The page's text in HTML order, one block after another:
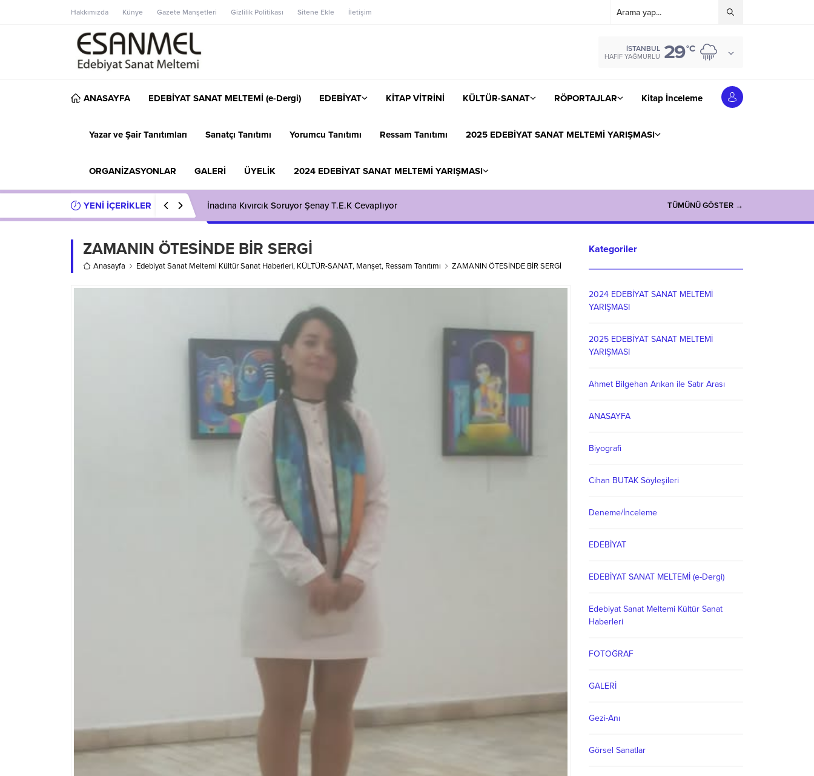
Hakkımızda Künye Gazete Manşetleri Gizlilik Politikası Sitene Ekle İletişim
İSTANBUL
HAFIF YAĞMURLU 29°C
ANASAYFA EDEBİYAT SANAT MELTEMİ (e-Dergi) EDEBİYAT KİTAP VİTRİNİ KÜLTÜR-SANAT RÖPORTAJLAR Kitap İnceleme
Yazar ve Şair Tanıtımları Sanatçı Tanıtımı Yorumcu Tanıtımı Ressam Tanıtımı 2025 EDEBİYAT SANAT MELTEMİ YARIŞMASI
ORGANİZASYONLAR GALERİ ÜYELİK 2024 EDEBİYAT SANAT MELTEMİ YARIŞMASI
YENİ İÇERİKLER İnadına Kıvırcık Soruyor Şenay T.E.K Cevaplıyor TÜMÜNÜ GÖSTER →
ZAMANIN ÖTESİNDE BİR SERGİ
Anasayfa Edebiyat Sanat Meltemi Kültür Sanat Haberleri, KÜLTÜR-SANAT, Manşet, Ressam Tanıtımı ZAMANIN ÖTESİNDE BİR SERGİ
Kategoriler
2024 EDEBİYAT SANAT MELTEMİ
YARIŞMASI
2025 EDEBİYAT SANAT MELTEMİ
YARIŞMASI
Ahmet Bilgehan Arıkan ile Satır Arası
ANASAYFA
Biyografi
Cihan BUTAK Söyleşileri
Deneme/İnceleme
EDEBİYAT
EDEBİYAT SANAT MELTEMİ (e-Dergi)
Edebiyat Sanat Meltemi Kültür Sanat
Haberleri
FOTOĞRAF
GALERİ
Gezi-Anı
Görsel Sanatlar